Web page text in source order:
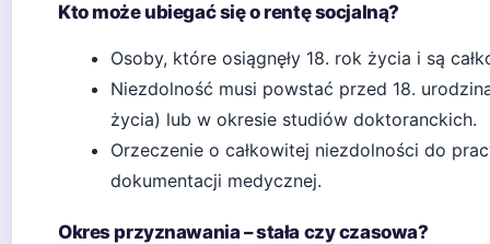
Kto może ubiegać się o rentę socjalną?
Osoby, które osiągnęły 18. rok życia i są
Niezdolność musi powstać przed 18.
życia) lub w okresie studiów doktoranckich.
Orzeczenie o całkowitej niezdolności do
dokumentacji medycznej.
Okres przyznawania – stała czy czasowa?